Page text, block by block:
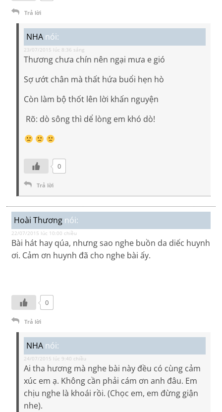
Trả lời
NHA nói:
23/07/2015 lúc 8:36 sáng
Thương chưa chín nên ngại mưa e gió
Sợ ướt chân mà thất hứa buổi hẹn hò
Còn làm bộ thốt lên lời khấn nguyện
Rõ: dò sông thì dể lòng em khó dò!
0
Trả lời
Hoài Thương nói:
22/07/2015 lúc 10:00 chiều
Bài hát hay qúa, nhưng sao nghe buồn da diếc huynh
ơi. Cảm ơn huynh đã cho nghe bài ấy.
0
Trả lời
NHA nói:
24/07/2015 lúc 9:40 chiều
Ai tha hương mà nghe bài này đều có cùng cảm
xúc em ạ. Không cần phải cám ơn anh đâu. Em
chịu nghe là khoái rồi. (Chọc em, em đừng giận
nhe).